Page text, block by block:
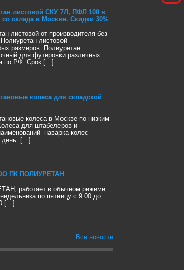
листовой СКУ 7Л, ПФЛ 100 в
со склада в Москве. Скидки 30%
листовой от производителя без
листовой
размеров. Полиуретан
для футеровки различных
по РФ. Срок […]
колеса для складской
колеса в Москве по низким
для штабелеров и
наварка колес
день. […]
ПК ПОЛИУРЕТАН
работает в обычном режиме.
по пятницу с 9.00 до
[…]
Все новости